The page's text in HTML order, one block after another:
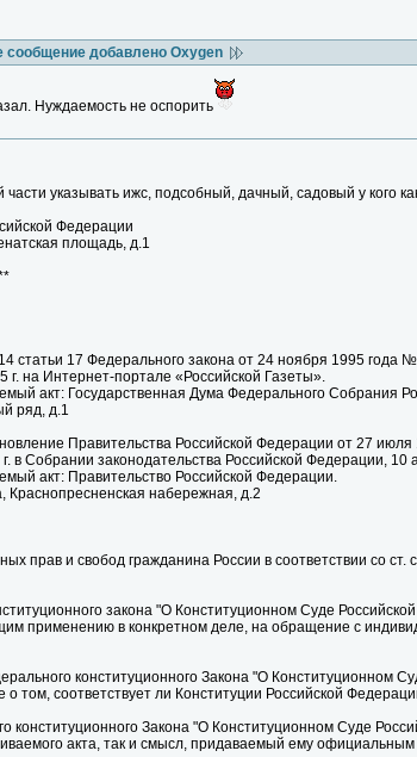
сообщение добавлено Oxygen
Нуждаемость не оспорить
указывать ижс, подсобный, дачный, садовый у кого
Федерации
площадь, д.1
статьи 17 Федерального закона от 24 ноября 1995
г. на Интернет-портале «Российской Газеты».
акт: Государственная Дума Федерального Собрания
ряд, д.1
Правительства Российской Федерации от 27
в Собрании законодательства Российской Федерации, 10
акт: Правительство Российской Федерации.
Краснопресненская набережная, д.2
прав и свобод гражданина России в соответствии со
закона "О Конституционном Суде
применению в конкретном деле, на обращение с
конституционного Закона "О
о том, соответствует ли Конституции Российской
конституционного Закона "О Конституционном Суде
акта, так и смысл, придаваемый ему